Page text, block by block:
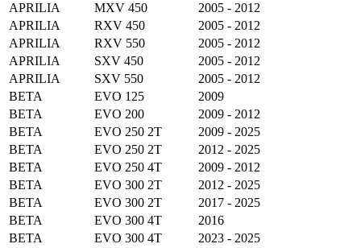
APRILIA
MXV 450
2005 - 2012
APRILIA
RXV 450
2005 - 2012
APRILIA
RXV 550
2005 - 2012
APRILIA
SXV 450
2005 - 2012
APRILIA
SXV 550
2005 - 2012
BETA
EVO 125
2009
BETA
EVO 200
2009 - 2012
BETA
EVO 250 2T
2009 - 2025
BETA
EVO 250 2T
2012 - 2025
BETA
EVO 250 4T
2009 - 2012
BETA
EVO 300 2T
2012 - 2025
BETA
EVO 300 2T
2017 - 2025
BETA
EVO 300 4T
2016
BETA
EVO 300 4T
2023 - 2025